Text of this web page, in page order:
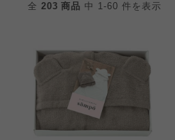
全 203 商品 中 1-60 件を表示